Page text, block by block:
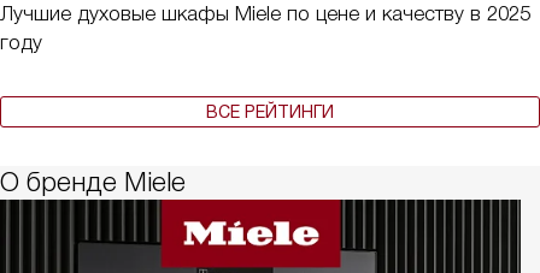
Лучшие духовые шкафы Miele по цене и качеству в 2025
году
ВСЕ РЕЙТИНГИ
О бренде Miele